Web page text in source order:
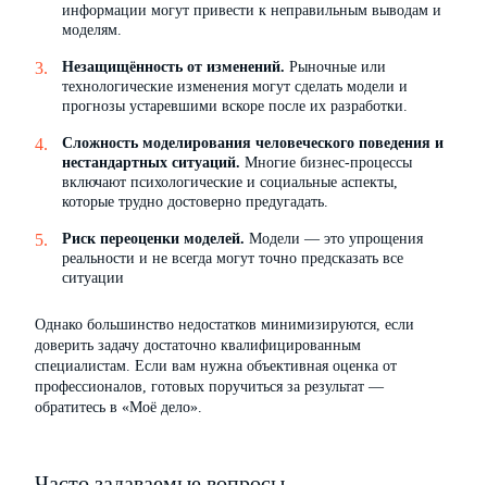
информации могут привести к неправильным выводам и
моделям.
Незащищённость от изменений. Рыночные или
технологические изменения могут сделать модели и
прогнозы устаревшими вскоре после их разработки.
Сложность моделирования человеческого поведения и
нестандартных ситуаций. Многие бизнес-процессы
включают психологические и социальные аспекты,
которые трудно достоверно предугадать.
Риск переоценки моделей. Модели — это упрощения
реальности и не всегда могут точно предсказать все
ситуации
Однако большинство недостатков минимизируются, если
доверить задачу достаточно квалифицированным
специалистам. Если вам нужна объективная оценка от
профессионалов, готовых поручиться за результат —
обратитесь в «Моё дело».